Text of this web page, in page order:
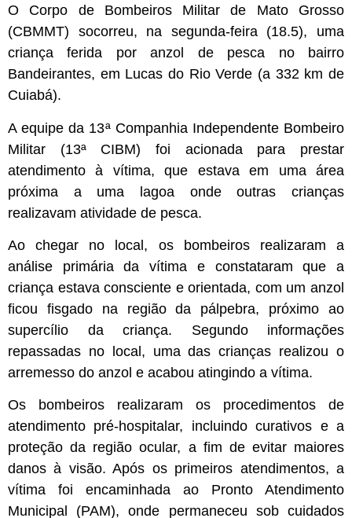
O Corpo de Bombeiros Militar de Mato Grosso
(CBMMT) socorreu, na segunda-feira (18.5), uma
criança ferida por anzol de pesca no bairro
Bandeirantes, em Lucas do Rio Verde (a 332 km de
Cuiabá).
A equipe da 13ª Companhia Independente Bombeiro
Militar (13ª CIBM) foi acionada para prestar
atendimento à vítima, que estava em uma área
próxima a uma lagoa onde outras crianças
realizavam atividade de pesca.
Ao chegar no local, os bombeiros realizaram a
análise primária da vítima e constataram que a
criança estava consciente e orientada, com um anzol
ficou fisgado na região da pálpebra, próximo ao
supercílio da criança. Segundo informações
repassadas no local, uma das crianças realizou o
arremesso do anzol e acabou atingindo a vítima.
Os bombeiros realizaram os procedimentos de
atendimento pré-hospitalar, incluindo curativos e a
proteção da região ocular, a fim de evitar maiores
danos à visão. Após os primeiros atendimentos, a
vítima foi encaminhada ao Pronto Atendimento
Municipal (PAM), onde permaneceu sob cuidados